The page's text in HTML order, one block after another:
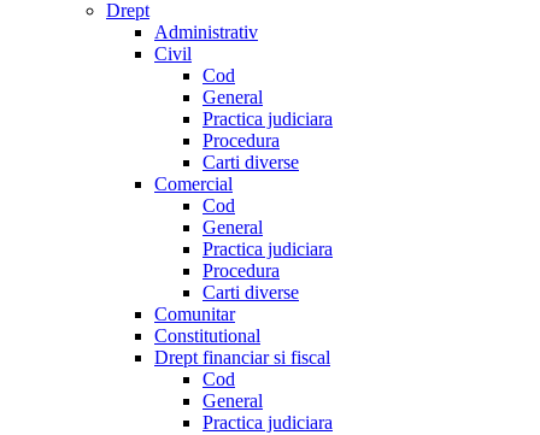
Drept
Administrativ
Civil
Cod
General
Practica judiciara
Procedura
Carti diverse
Comercial
Cod
General
Practica judiciara
Procedura
Carti diverse
Comunitar
Constitutional
Drept financiar si fiscal
Cod
General
Practica judiciara